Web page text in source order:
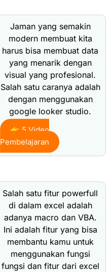
Jaman yang semakin
modern membuat kita
harus bisa membuat data
yang menarik dengan
visual yang profesional.
Salah satu caranya adalah
dengan menggunakan
google looker studio.
👉 5 Video
Pembelajaran
Salah satu fitur powerfull
di dalam excel adalah
adanya macro dan VBA.
Ini adalah fitur yang bisa
membantu kamu untuk
menggunakan fungsi
fungsi dan fitur dari excel